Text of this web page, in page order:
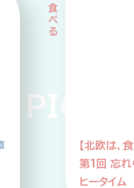
【北欧は、
第2回
ップサイク